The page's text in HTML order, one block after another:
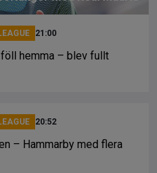
21:00
hemma – blev fullt
20:52
– Hammarby med flera